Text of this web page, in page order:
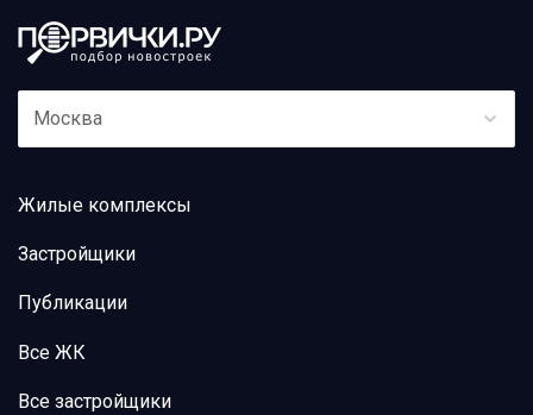
Москва
Жилые комплексы
Застройщики
Публикации
Все ЖК
Все застройщики